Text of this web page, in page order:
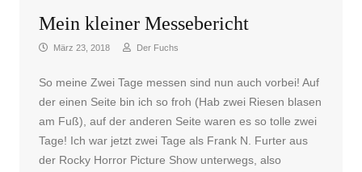
Mein kleiner Messebericht
März 23, 2018 Der Fuchs
So meine Zwei Tage messen sind nun auch vorbei! Auf
der einen Seite bin ich so froh (Hab zwei Riesen blasen
am Fuß), auf der anderen Seite waren es so tolle zwei
Tage! Ich war jetzt zwei Tage als Frank N. Furter aus
der Rocky Horror Picture Show unterwegs, also